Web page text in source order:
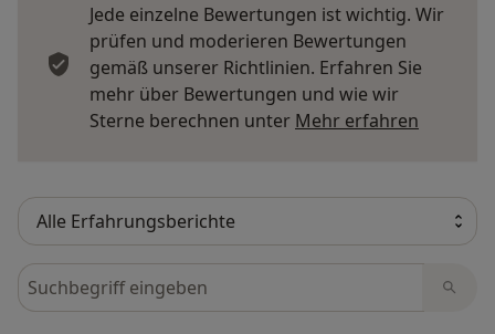
Jede einzelne Bewertungen ist wichtig. Wir
prüfen und moderieren Bewertungen
gemäß unserer Richtlinien. Erfahren Sie
mehr über Bewertungen und wie wir
Sterne berechnen unter Mehr erfahren
Bewertungen durchsuchen